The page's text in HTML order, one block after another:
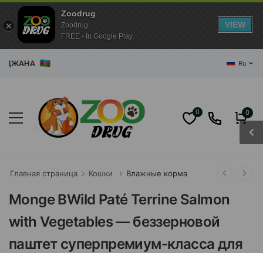
Ru
0 0
Главная страница Кошки Влажные корма
Monge BWild Paté Terrine Salmon
with Vegetables — беззерновой
паштет суперпремиум-класса для
Zoodrug
Zoodrug
FREE - In Google Play
VIEW